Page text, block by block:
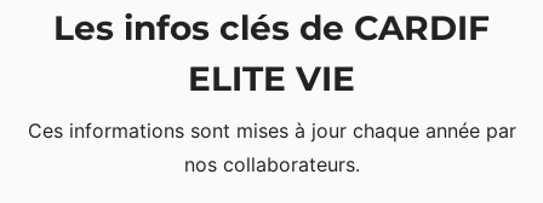
Les infos clés de CARDIF
ELITE VIE
Ces informations sont mises à jour chaque année par
nos collaborateurs.